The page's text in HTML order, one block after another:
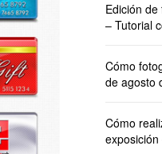
Edición
– Tutorial
Cómo
de agosto
Cómo